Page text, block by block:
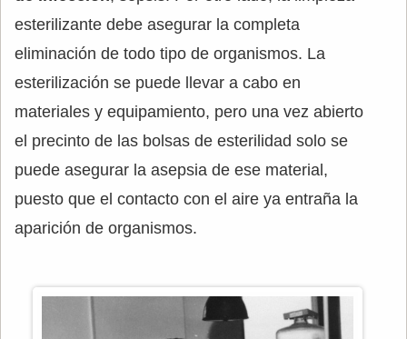
esterilizante debe asegurar la completa
eliminación de todo tipo de organismos. La
esterilización se puede llevar a cabo en
materiales y equipamiento, pero una vez abierto
el precinto de las bolsas de esterilidad solo se
puede asegurar la asepsia de ese material,
puesto que el contacto con el aire ya entraña la
aparición de organismos.